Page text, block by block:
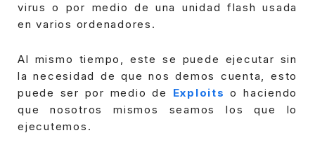
virus o por medio de una unidad flash usada
en varios ordenadores.
Al mismo tiempo, este se puede ejecutar sin
la necesidad de que nos demos cuenta, esto
puede ser por medio de Exploits o haciendo
que nosotros mismos seamos los que lo
ejecutemos.